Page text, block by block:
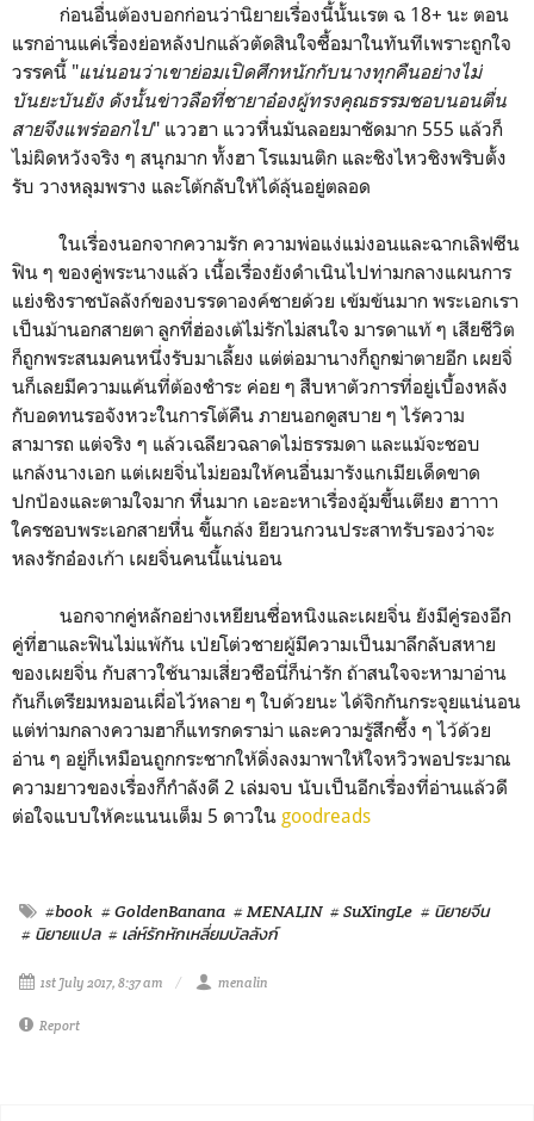
ก่อนอื่นต้องบอกก่อนว่านิยายเรื่องนี้นั้นเรต ฉ 18+ นะ ตอน
แรกอ่านแค่เรื่องย่อหลังปกแล้วตัดสินใจซื้อมาในทันทีเพราะถูกใจ
วรรคนี้ "แน่นอนว่าเขาย่อมเปิดศึกหนักกับนางทุกคืนอย่างไม่
บันยะบันยัง ดังนั้นข่าวลือที่ชายาอ๋องผู้ทรงคุณธรรมชอบนอนตื่น
สายจึงแพร่ออกไป" แววฮา แววหื่นมันลอยมาชัดมาก 555 แล้วก็
ไม่ผิดหวังจริง ๆ สนุกมาก ทั้งฮา โรแมนติก และชิงไหวชิงพริบตั้ง
รับ วางหลุมพราง และโต้กลับให้ได้ลุ้นอยู่ตลอด
ในเรื่องนอกจากความรัก ความพ่อแง่แม่งอนและฉากเลิฟซีน
ฟิน ๆ ของคู่พระนางแล้ว เนื้อเรื่องยังดำเนินไปท่ามกลางแผนการ
แย่งชิงราชบัลลังก์ของบรรดาองค์ชายด้วย เข้มข้นมาก พระเอกเรา
เป็นม้านอกสายตา ลูกที่ฮ่องเต้ไม่รักไม่สนใจ มารดาแท้ ๆ เสียชีวิต
ก็ถูกพระสนมคนหนึ่งรับมาเลี้ยง แต่ต่อมานางก็ถูกฆ่าตายอีก เผยจิ่
นก็เลยมีความแค้นที่ต้องชำระ ค่อย ๆ สืบหาตัวการที่อยู่เบื้องหลัง
กับอดทนรอจังหวะในการโต้คืน ภายนอกดูสบาย ๆ ไร้ความ
สามารถ แต่จริง ๆ แล้วเฉลียวฉลาดไม่ธรรมดา และแม้จะชอบ
แกล้งนางเอก แต่เผยจิ่นไม่ยอมให้คนอื่นมารังแกเมียเด็ดขาด
ปกป้องและตามใจมาก หื่นมาก เอะอะหาเรื่องอุ้มขึ้นเตียง ฮาาาา
ใครชอบพระเอกสายหื่น ขี้แกล้ง ยียวนกวนประสาทรับรองว่าจะ
หลงรักอ๋องเก้า เผยจิ่นคนนี้แน่นอน
นอกจากคู่หลักอย่างเหยียนซื่อหนิงและเผยจิ่น ยังมีคู่รองอีก
คู่ที่ฮาและฟินไม่แพ้กัน เป่ยโต่วชายผู้มีความเป็นมาลึกลับสหาย
ของเผยจิ่น กับสาวใช้นามเสี่ยวซือนี่ก็น่ารัก ถ้าสนใจจะหามาอ่าน
กันก็เตรียมหมอนเผื่อไว้หลาย ๆ ใบด้วยนะ ได้จิกกันกระจุยแน่นอน
แต่ท่ามกลางความฮาก็แทรกดราม่า และความรู้สึกซึ้ง ๆ ไว้ด้วย
อ่าน ๆ อยู่ก็เหมือนถูกกระชากให้ดิ่งลงมาพาให้ใจหวิวพอประมาณ
ความยาวของเรื่องก็กำลังดี 2 เล่มจบ นับเป็นอีกเรื่องที่อ่านแล้วดี
ต่อใจแบบให้คะแนนเต็ม 5 ดาวใน goodreads
#book # GoldenBanana # MENALIN # SuXingLe # นิยายจีน
# นิยายแปล # เล่ห์รักหักเหลี่ยมบัลลังก์
1st July 2017, 8:37 am menalin
Report